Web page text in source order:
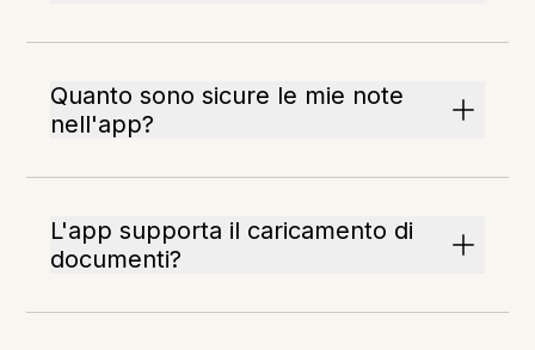
Quanto sono sicure le mie note
nell'app?
L'app supporta il caricamento di
documenti?